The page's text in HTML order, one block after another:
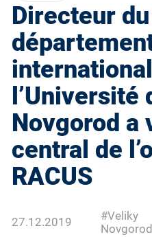
Directeur du
l’Université
Novgorod a
central de
RACUS
27.12.2019
#Veliky
Novgorod